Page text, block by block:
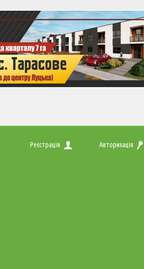
Реєстрація Авторизація